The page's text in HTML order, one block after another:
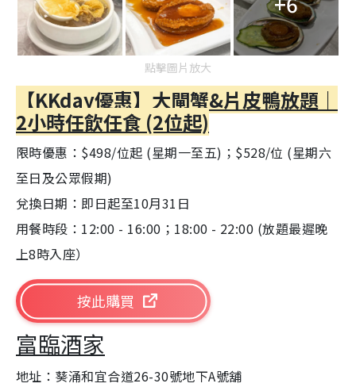
點擊圖片放大
【KKday優惠】大閘蟹&片皮鴨放題｜
2小時任飲任食 (2位起)
限時優惠：$498/位起 (星期一至五)；$528/位 (星期六
至日及公眾假期)
兌換日期：即日起至10月31日
用餐時段：12:00 - 16:00；18:00 - 22:00 (放題最遲晚
上8時入座）
按此購買
富臨酒家
地址：葵涌和宜合道26-30號地下A號舖